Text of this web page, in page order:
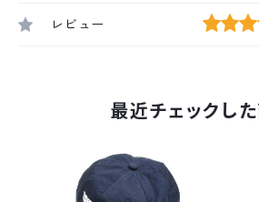
レビュー
最近チェックし